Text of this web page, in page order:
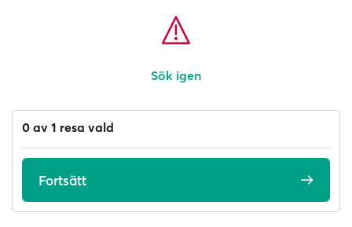
Sök igen
0 av 1 resa vald
Fortsätt